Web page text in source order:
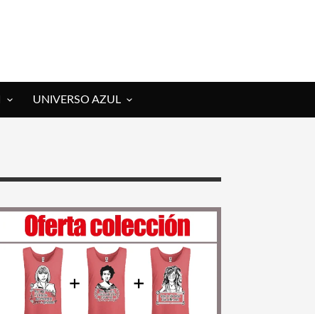
UNIVERSO AZUL